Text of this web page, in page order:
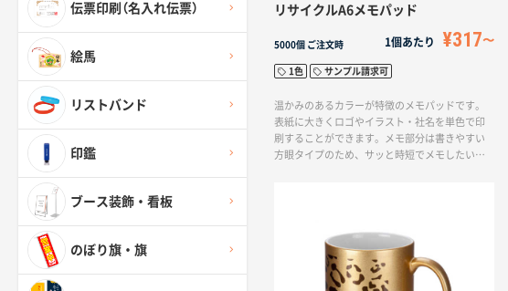
伝票印刷（名入れ伝票）
絵馬
リストバンド
印鑑
ブース装飾・看板
のぼり旗・旗
リサイクルA6メモパッド
5000個 ご注文時 1個あたり ¥317
1色 サンプル請求可
温かみのあるカラーが特徴のメモパッドです。
表紙に大きくロゴやイラスト・社名を単色で印
刷することができます。メモ部分は書きやすい
方眼タイプのため、サッと時短でメモしたいと